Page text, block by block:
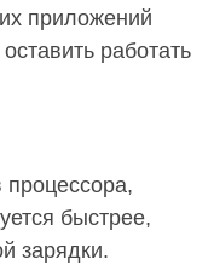
приложений
работать
процессора,
быстрее,
зарядки.